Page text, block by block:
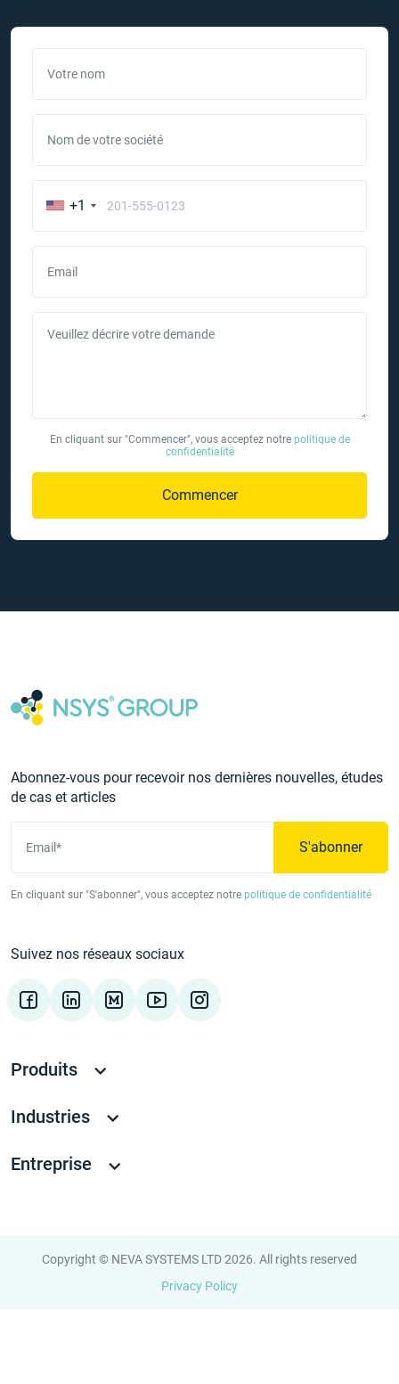
Votre nom
Nom de votre société
+1
Email
Veuillez décrire votre demande
En cliquant sur "Commencer", vous acceptez notre politique de
confidentialité
Commencer
Abonnez-vous pour recevoir nos dernières nouvelles, études
de cas et articles
Email* S'abonner
En cliquant sur "S'abonner", vous acceptez notre politique de confidentialité
Suivez nos réseaux sociaux
Produits
Industries
Entreprise
Copyright © NEVA SYSTEMS LTD 2026. All rights reserved
Privacy Policy